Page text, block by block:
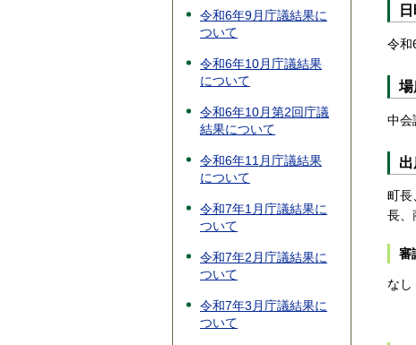
令和6年9月庁議結果に
ついて
令和6年10月庁議結果
について
令和6年10月第2回庁議
結果について
令和6年11月庁議結果
について
令和7年1月庁議結果に
ついて
令和7年2月庁議結果に
ついて
令和7年3月庁議結果に
ついて
令和
場
中会
町長
長、
審
なし